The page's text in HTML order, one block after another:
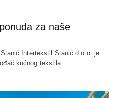
za naše
Intertekstil Stanić d.o.o. je
kućnog tekstila.…